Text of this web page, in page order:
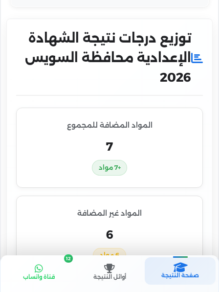
توزيع درجات نتيجة الشهادة
الإعدادية محافظة السويس
2026
المواد المضافة للمجموع
7
+7 مواد
المواد غير المضافة
6
6 مواد
صفحة النتيجة أوائل النتيجة قناة واتساب
12